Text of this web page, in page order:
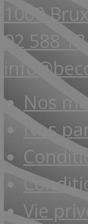
1000
02 588
Nos
Nos
Vie